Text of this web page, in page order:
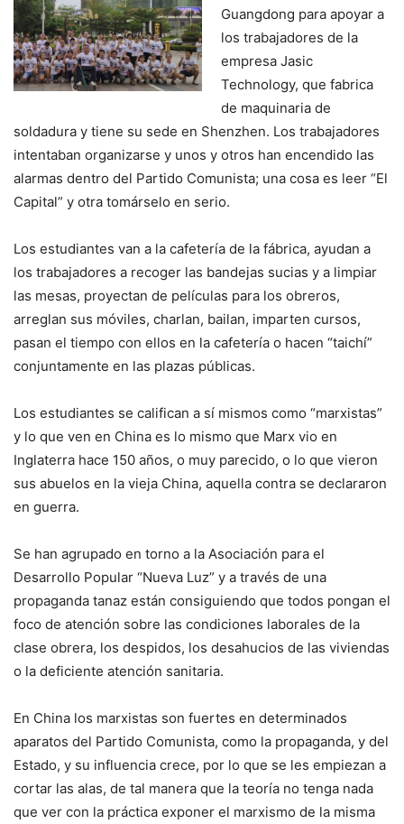
Guangdong para apoyar a
los trabajadores de la
empresa Jasic
Technology, que fabrica
de maquinaria de
soldadura y tiene su sede en Shenzhen. Los trabajadores
intentaban organizarse y unos y otros han encendido las
alarmas dentro del Partido Comunista; una cosa es leer “El
Capital” y otra tomárselo en serio.
Los estudiantes van a la cafetería de la fábrica, ayudan a
los trabajadores a recoger las bandejas sucias y a limpiar
las mesas, proyectan de películas para los obreros,
arreglan sus móviles, charlan, bailan, imparten cursos,
pasan el tiempo con ellos en la cafetería o hacen “taichí”
conjuntamente en las plazas públicas.
Los estudiantes se califican a sí mismos como “marxistas”
y lo que ven en China es lo mismo que Marx vio en
Inglaterra hace 150 años, o muy parecido, o lo que vieron
sus abuelos en la vieja China, aquella contra se declararon
en guerra.
Se han agrupado en torno a la Asociación para el
Desarrollo Popular “Nueva Luz” y a través de una
propaganda tanaz están consiguiendo que todos pongan el
foco de atención sobre las condiciones laborales de la
clase obrera, los despidos, los desahucios de las viviendas
o la deficiente atención sanitaria.
En China los marxistas son fuertes en determinados
aparatos del Partido Comunista, como la propaganda, y del
Estado, y su influencia crece, por lo que se les empiezan a
cortar las alas, de tal manera que la teoría no tenga nada
que ver con la práctica exponer el marxismo de la misma